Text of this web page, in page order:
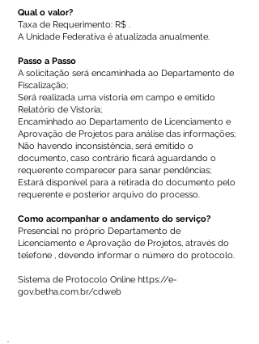
Qual o valor?
Taxa de Requerimento: R$ .
A Unidade Federativa é atualizada anualmente.
Passo a Passo
A solicitação será encaminhada ao Departamento de
Fiscalização;
Será realizada uma vistoria em campo e emitido
Relatório de Vistoria;
Encaminhado ao Departamento de Licenciamento e
Aprovação de Projetos para análise das informações;
Não havendo inconsistência, será emitido o
documento, caso contrário ficará aguardando o
requerente comparecer para sanar pendências;
Estará disponível para a retirada do documento pelo
requerente e posterior arquivo do processo.
Como acompanhar o andamento do serviço?
Presencial no próprio Departamento de
Licenciamento e Aprovação de Projetos, através do
telefone , devendo informar o número do protocolo.
Sistema de Protocolo Online https://e-
gov.betha.com.br/cdweb